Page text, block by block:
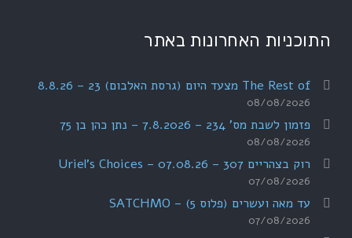
התוכניות האחרונות באתר
The Rest of מצעד היום (גרסת האלבום) 23 – 8.8.26
08/08/2026
פזמון לשבת מס' 234 – 7.8.2026 – נתן כהן בן 75
08/08/2026
רוק בצהריים 307 – 07.08.26 – Uriel's Choices
07/08/2026
עד מאה ועשרים (פלוס 5) – SATCHMO
07/08/2026